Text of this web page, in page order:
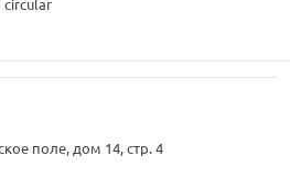
circular
поле, дом 14, стр. 4